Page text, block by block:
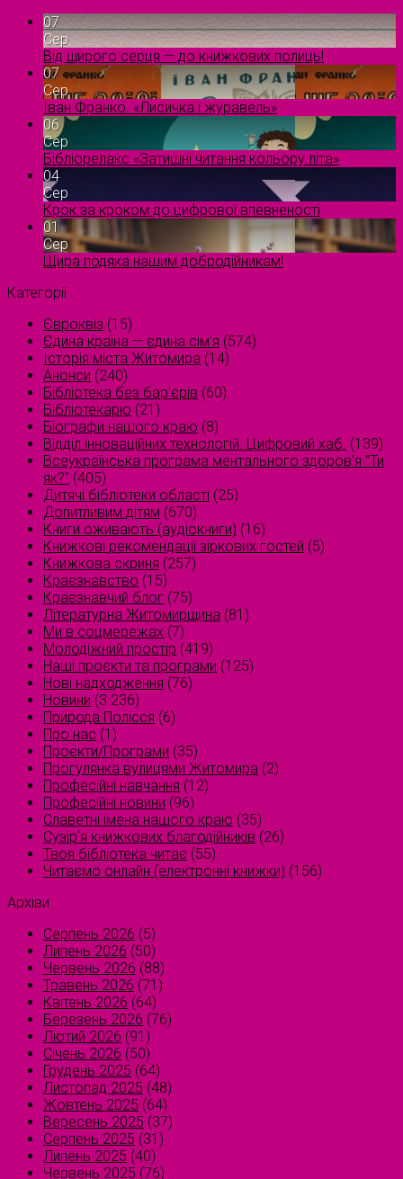
07
Сер
Від щирого серця — до книжкових полиць!
07
Сер
Іван Франко. «Лисичка і журавель»
06
Сер
Бібліорелакс «Затишні читання кольору літа»
04
Сер
Крок за кроком до цифрової впевненості
01
Сер
Щира подяка нашим добродійникам!
Категорії
Євроквіз (15)
Єдина країна — єдина сім’я (574)
Історія міста Житомира (14)
Анонси (240)
Бібліотека без бар'єрів (60)
Бібліотекарю (21)
Біографи нашого краю (8)
Відділ інноваційних технологій. Цифровий хаб. (139)
Всеукраїнська програма ментального здоров'я "Ти
як?" (405)
Дитячі бібліотеки області (25)
Допитливим дітям (670)
Книги оживають (аудіокниги) (16)
Книжкові рекомендації зіркових гостей (5)
Книжкова скриня (257)
Краєзнавство (15)
Краєзнавчий блог (75)
Літературна Житомирщина (81)
Ми в соцмережах (7)
Молодіжний простір (419)
Наші проєкти та програми (125)
Нові надходження (76)
Новини (3 236)
Природа Полісся (6)
Про нас (1)
Проєкти/Програми (35)
Прогулянка вулицями Житомира (2)
Професійні навчання (12)
Професійні новини (96)
Славетні імена нашого краю (35)
Сузірʼя книжкових благодійників (26)
Твоя бібліотека читає (55)
Читаємо онлайн (електронні книжки) (156)
Архіви
Серпень 2026 (5)
Липень 2026 (50)
Червень 2026 (88)
Травень 2026 (71)
Квітень 2026 (64)
Березень 2026 (76)
Лютий 2026 (91)
Січень 2026 (50)
Грудень 2025 (64)
Листопад 2025 (48)
Жовтень 2025 (64)
Вересень 2025 (37)
Серпень 2025 (31)
Липень 2025 (40)
Червень 2025 (76)